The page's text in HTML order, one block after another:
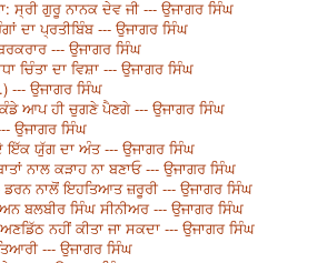
ਸ੍ਰੀ ਗੁਰੂ ਨਾਨਕ ਦੇਵ ਜੀ --- ਉਜਾਗਰ ਸਿੰਘ
ਦਾ ਪ੍ਰਤੀਬਿੰਬ --- ਉਜਾਗਰ ਸਿੰਘ
--- ਉਜਾਗਰ ਸਿੰਘ
ਚਿੰਤਾ ਦਾ ਵਿਸ਼ਾ --- ਉਜਾਗਰ ਸਿੰਘ
--- ਉਜਾਗਰ ਸਿੰਘ
ਆਪ ਹੀ ਚੁਗਣੇ ਪੈਣਗੇ --- ਉਜਾਗਰ ਸਿੰਘ
ਉਜਾਗਰ ਸਿੰਘ
ਦੇ ਇੱਕ ਯੁੱਗ ਦਾ ਅੰਤ --- ਉਜਾਗਰ ਸਿੰਘ
ਨਾਲ ਕੜਾਹ ਨਾ ਬਣਾਓ --- ਉਜਾਗਰ ਸਿੰਘ
ਨਾਲੋਂ ਇਹਤਿਆਤ ਜ਼ਰੂਰੀ --- ਉਜਾਗਰ ਸਿੰਘ
ਬਲਬੀਰ ਸਿੰਘ ਸੀਨੀਅਰ --- ਉਜਾਗਰ ਸਿੰਘ
ਨਹੀਂ ਕੀਤਾ ਜਾ ਸਕਦਾ --- ਉਜਾਗਰ ਸਿੰਘ
--- ਉਜਾਗਰ ਸਿੰਘ